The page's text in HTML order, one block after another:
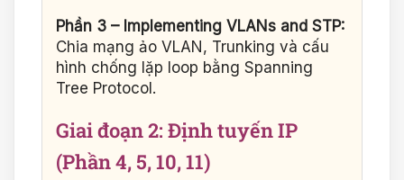
Phần 3 – Implementing VLANs and STP:
Chia mạng ảo VLAN, Trunking và cấu
hình chống lặp loop bằng Spanning
Tree Protocol.
Giai đoạn 2: Định tuyến IP
(Phần 4, 5, 10, 11)